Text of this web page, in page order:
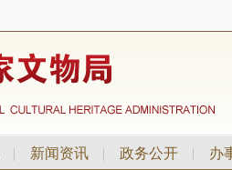
| 新闻资讯 | 政务公开 | 办